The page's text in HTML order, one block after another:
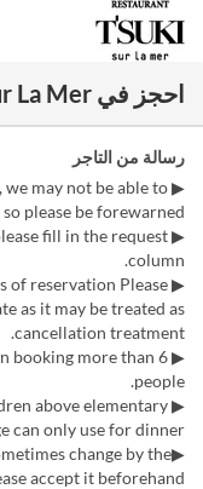
احجز في Tsuki Sur La Mer
رسالة من التاجر
we may not be able to
please be forewarned.
fill in the request
column.
of reservation Please
as it may be treated as
cancellation treatment.
booking more than 6
people.
above elementary
can only use for dinner.
change by the
accept it beforehand.